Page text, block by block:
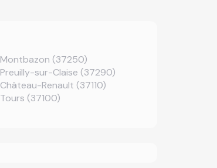
Montbazon (37250)
Preuilly-sur-Claise (37290)
Château-Renault (37110)
Tours (37100)